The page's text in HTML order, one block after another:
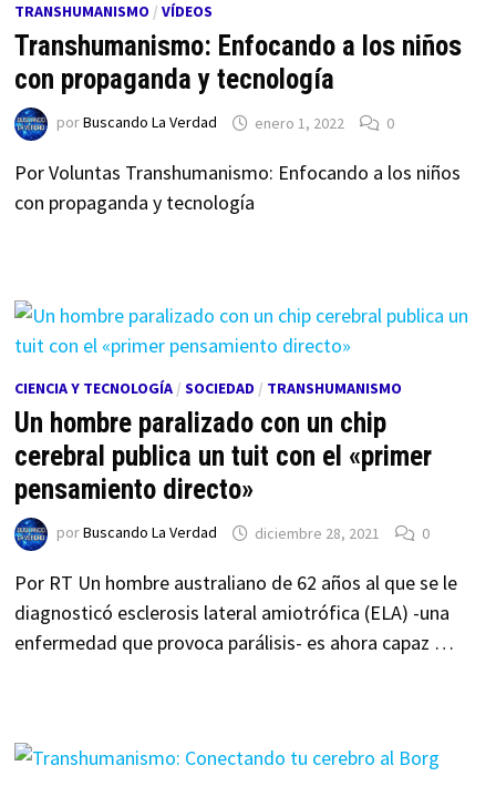
TRANSHUMANISMO / VÍDEOS
Transhumanismo: Enfocando a los niños
con propaganda y tecnología
porBuscando La Verdad enero 1, 2022 0
Por Voluntas Transhumanismo: Enfocando a los niños
con propaganda y tecnología
CIENCIA Y TECNOLOGÍA/ SOCIEDAD / TRANSHUMANISMO
Un hombre paralizado con un chip
cerebral publica un tuit con el «primer
pensamiento directo»
porBuscando La Verdad diciembre 28, 2021 0
Por RT Un hombre australiano de 62 años al que se le
diagnosticó esclerosis lateral amiotrófica (ELA) -una
enfermedad que provoca parálisis- es ahora capaz …